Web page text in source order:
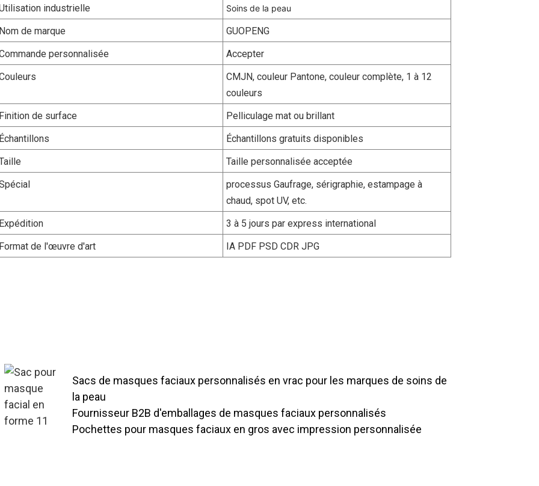
industrielle Soins de la peau
Nom de marque
GUOPENG
personnalisée
Accepter
CMJN, couleur Pantone, couleur complète, 1 à 12
couleurs
Finition de surface
Pelliculage mat ou brillant
Échantillons
Échantillons gratuits disponibles
Taille personnalisée acceptée
processus Gaufrage, sérigraphie, estampage à
chaud, spot UV, etc.
Expédition
3 à 5 jours par express international
Format de l'œuvre d'art
IA PDF PSD CDR JPG
Sacs de masques faciaux personnalisés en vrac pour les marques de soins de
la peau
Fournisseur B2B d'emballages de masques faciaux personnalisés
Pochettes pour masques faciaux en gros avec impression personnalisée